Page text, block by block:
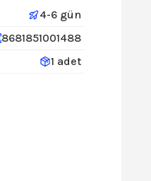
4-6 gün
8681851001488
1 adet